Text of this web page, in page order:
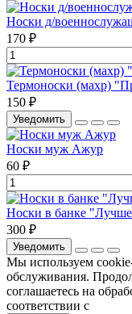
Носки д/
170 ₽
Термоноски (махр)
150 ₽
Уведомить
Носки муж Ажур
60 ₽
Носки в банке
300 ₽
Уведомить
Мы используем
обслуживания.
соглашаетесь на
соответствии с